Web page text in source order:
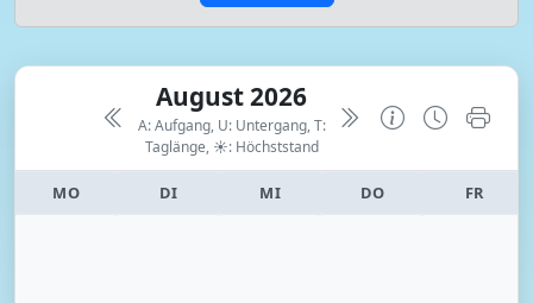
August 2026
A: Aufgang, U: Untergang, T:
Taglänge, ☀: Höchststand
MO DI MI DO FR